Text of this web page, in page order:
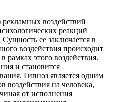
воздействий
реакций
Сущность ее заключается в
воздействия происходит
рамках этого воздействия.
и становится
Гипноз является одним
воздействия на человека,
от исполнения